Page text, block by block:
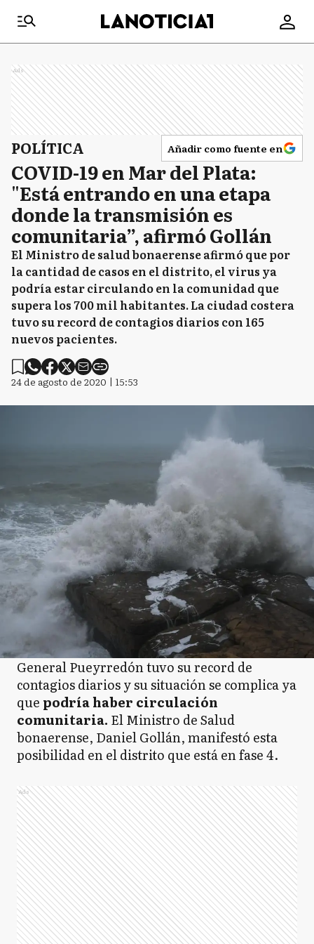
Ads
POLÍTICA Añadir como fuente en
COVID-19 en Mar del Plata:
"Está entrando en una etapa
donde la transmisión es
comunitaria”, afirmó Gollán
El Ministro de salud bonaerense afirmó que por
la cantidad de casos en el distrito, el virus ya
podría estar circulando en la comunidad que
supera los 700 mil habitantes. La ciudad costera
tuvo su record de contagios diarios con 165
nuevos pacientes.
24 de agosto de 2020 | 15:53
General Pueyrredón tuvo su record de
contagios diarios y su situación se complica ya
que podría haber circulación
comunitaria. El Ministro de Salud
bonaerense, Daniel Gollán, manifestó esta
posibilidad en el distrito que está en fase 4.
Ads